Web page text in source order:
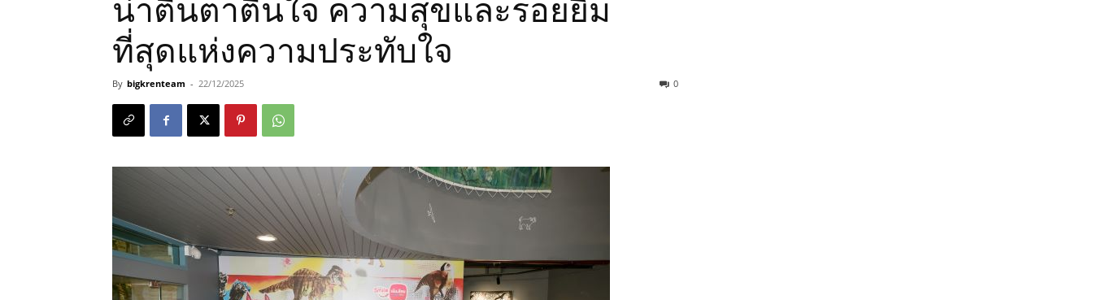
น่าตื่นตาตื่นใจ ความสุขและรอยยิ้ม
ที่สุดแห่งความประทับใจ
By bigkrenteam - 22/12/2025 0